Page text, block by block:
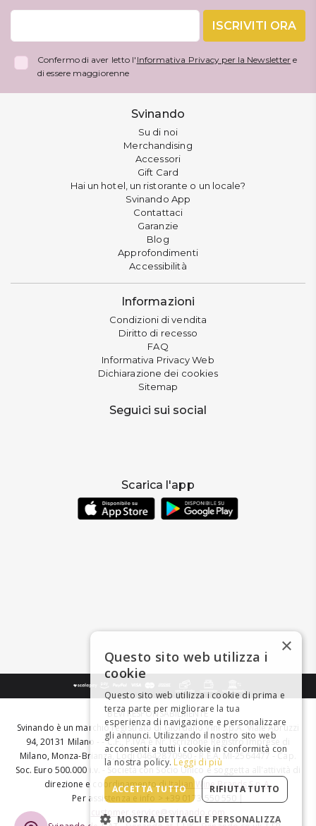
ISCRIVITI ORA
Confermo di aver letto l' Informativa Privacy per la Newsletter e
di essere maggiorenne
Svinando
Su di noi
Merchandising
Accessori
Gift Card
Hai un hotel, un ristorante o un locale?
Svinando App
Contattaci
Garanzie
Blog
Approfondimenti
Accessibilità
Informazioni
Condizioni di vendita
Diritto di recesso
FAQ
Informativa Privacy Web
Dichiarazione dei cookies
Sitemap
Seguici sui social
Scarica l'app
BEVI RESPONSABILMENTE
Svinando è un marchio registrato di Giordano Vini S.p.A. Viale Abruzzi
94, 20131 Milano - - C.F., P.IVA e Nr. Iscrizione Registro Imprese di
Milano, Monza-Brianza, Lodi 04642870960 - R.E.A. MI-2564477 - Cap.
Soc. Euro 500.000 i.v. - Società con Socio Unico e soggetta all'attività di
direzione e coordinamento diItalian Wine Brands S.p.A.
Per assistenza e info > +39 0173 550 550 |
customer.service@svinando.com
×
Questo sito web utilizza i
cookie
Questo sito web utilizza i cookie di prima e
terza parte per migliorare la tua
esperienza di navigazione e personalizzare
gli annunci. Utilizzando il nostro sito web
acconsenti a tutti i cookie in conformità con
la nostra policy. Leggi di più
ACCETTA TUTTO RIFIUTA TUTTO
MOSTRA DETTAGLI E PERSONALIZZA